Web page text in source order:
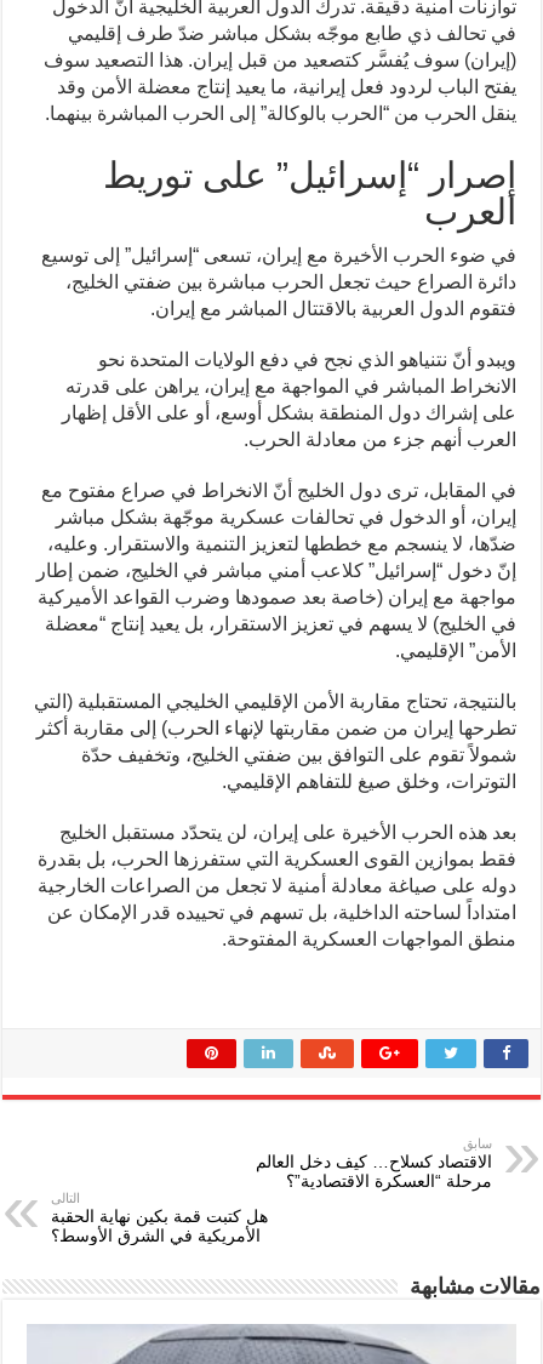
توازنات أمنية دقيقة. تدرك الدول العربية الخليجية أنّ الدخول
في تحالف ذي طابع موجّه بشكل مباشر ضدّ طرف إقليمي
(إيران) سوف يُفسَّر كتصعيد من قبل إيران. هذا التصعيد سوف
يفتح الباب لردود فعل إيرانية، ما يعيد إنتاج معضلة الأمن وقد
ينقل الحرب من “الحرب بالوكالة” إلى الحرب المباشرة بينهما.
إصرار “إسرائيل” على توريط
العرب
في ضوء الحرب الأخيرة مع إيران، تسعى “إسرائيل” إلى توسيع
دائرة الصراع حيث تجعل الحرب مباشرة بين ضفتي الخليج،
فتقوم الدول العربية بالاقتتال المباشر مع إيران.
ويبدو أنّ نتنياهو الذي نجح في دفع الولايات المتحدة نحو
الانخراط المباشر في المواجهة مع إيران، يراهن على قدرته
على إشراك دول المنطقة بشكل أوسع، أو على الأقل إظهار
العرب أنهم جزء من معادلة الحرب.
في المقابل، ترى دول الخليج أنّ الانخراط في صراع مفتوح مع
إيران، أو الدخول في تحالفات عسكرية موجّهة بشكل مباشر
ضدّها، لا ينسجم مع خططها لتعزيز التنمية والاستقرار. وعليه،
إنّ دخول “إسرائيل” كلاعب أمني مباشر في الخليج، ضمن إطار
مواجهة مع إيران (خاصة بعد صمودها وضرب القواعد الأميركية
في الخليج) لا يسهم في تعزيز الاستقرار، بل يعيد إنتاج “معضلة
الأمن” الإقليمي.
بالنتيجة، تحتاج مقاربة الأمن الإقليمي الخليجي المستقبلية (التي
تطرحها إيران من ضمن مقاربتها لإنهاء الحرب) إلى مقاربة أكثر
شمولاً تقوم على التوافق بين ضفتي الخليج، وتخفيف حدّة
التوترات، وخلق صيغ للتفاهم الإقليمي.
بعد هذه الحرب الأخيرة على إيران، لن يتحدّد مستقبل الخليج
فقط بموازين القوى العسكرية التي ستفرزها الحرب، بل بقدرة
دوله على صياغة معادلة أمنية لا تجعل من الصراعات الخارجية
امتداداً لساحته الداخلية، بل تسهم في تحييده قدر الإمكان عن
منطق المواجهات العسكرية المفتوحة.
سابق
الاقتصاد كسلاح… كيف دخل العالم
مرحلة “العسكرة الاقتصادية”؟
التالى
هل كتبت قمة بكين نهاية الحقبة
الأمريكية في الشرق الأوسط؟
مقالات مشابهة